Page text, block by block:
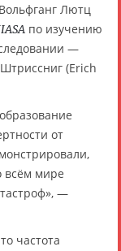
Лютц
по изучению
—
(Erich
от
всём мире
—
частота